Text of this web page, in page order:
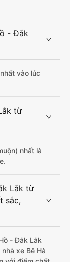
- Đắk
vào lúc
từ
nhất là
Lắk từ
sắc,
- Đắk Lắk
xe Bê Hà